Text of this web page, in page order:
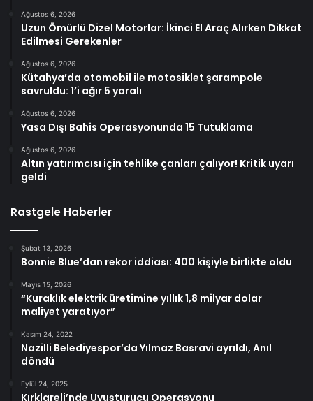
Ağustos 6, 2026
Uzun Ömürlü Dizel Motorlar: İkinci El Araç Alırken Dikkat
Edilmesi Gerekenler
Ağustos 6, 2026
Kütahya’da otomobil ile motosiklet şarampole
savruldu: 1’i ağır 5 yaralı
Ağustos 6, 2026
Yasa Dışı Bahis Operasyonunda 15 Tutuklama
Ağustos 6, 2026
Altın yatırımcısı için tehlike çanları çalıyor! Kritik uyarı
geldi
Rastgele Haberler
Şubat 13, 2026
Bonnie Blue’dan rekor iddiası: 400 kişiyle birlikte oldu
Mayıs 15, 2026
“Kuraklık elektrik üretimine yıllık 1,8 milyar dolar
maliyet yaratıyor”
Kasım 24, 2022
Nazilli Belediyespor’da Yılmaz Basravi ayrıldı, Anıl
döndü
Eylül 24, 2025
Kırklareli’nde Uyuşturucu Operasyonu